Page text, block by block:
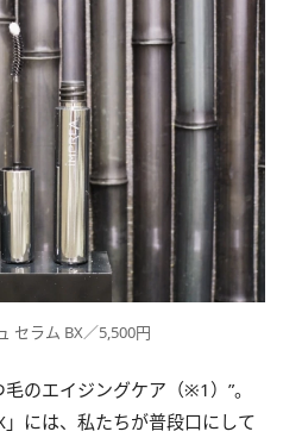
セラム BX／5,500円
のエイジングケア（※1）”。
」には、私たちが普段口にして